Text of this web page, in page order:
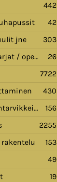
442
42
jne
303
26
7722
430
156
2255
153
49
19